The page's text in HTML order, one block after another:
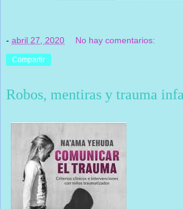
- abril 27, 2020 No hay comentarios:
Compartir
Robos, mentiras y trauma